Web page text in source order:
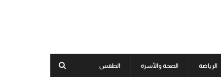
الرياضة الصحة والأسرة الطقس